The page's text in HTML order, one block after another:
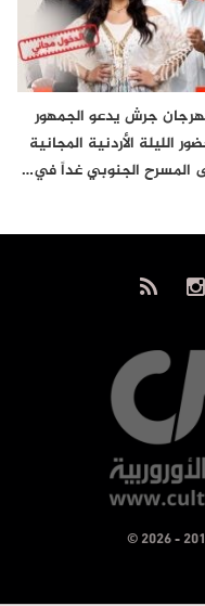
جرش يدعو الجمهور
الليلة الأردنية المجانية
المسرح الجنوبي غداً في…